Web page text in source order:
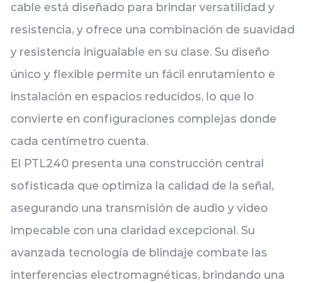
cable está diseñado para brindar versatilidad y
resistencia, y ofrece una combinación de suavidad
y resistencia inigualable en su clase. Su diseño
único y flexible permite un fácil enrutamiento e
instalación en espacios reducidos, lo que lo
convierte en configuraciones complejas donde
cada centímetro cuenta.
El PTL240 presenta una construcción central
sofisticada que optimiza la calidad de la señal,
asegurando una transmisión de audio y video
impecable con una claridad excepcional. Su
avanzada tecnología de blindaje combate las
interferencias electromagnéticas, brindando una